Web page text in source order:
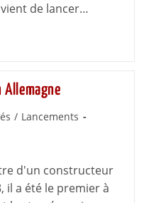
de lancer…
Allemagne
/ Lancements
d'un constructeur
il a été le premier à